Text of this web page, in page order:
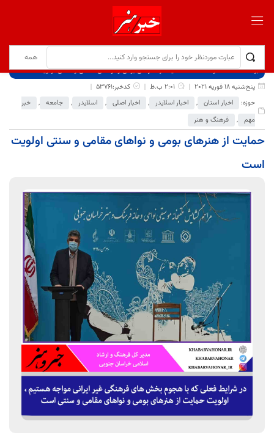
برگ نخست نوشته‌ها
حمایت از هنرهای بومی و نواهای مقامی و سنتی اولویت است
پنج‌شنبه 18 فوریه 2021
2:01 ب.ظ
کدخبر:53761
حوزه:
اخبار استان , اخبار اسلایدر , اخبار اصلی , اسلایدر , جامعه ,
خبر
مهم , فرهنگ و هنر
حمایت از هنرهای بومی و نواهای مقامی و سنتی اولویت
است